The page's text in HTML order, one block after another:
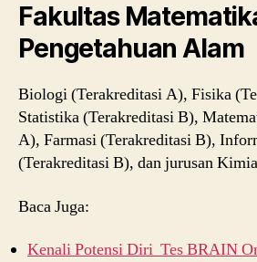
Fakultas
Pengetahuan Alam
Biologi (Terakreditasi A), Fisika
Statistika (Terakreditasi B),
A), Farmasi (Terakreditasi B),
(Terakreditasi B), dan jurusan
Baca Juga:
Kenali Potensi Diri Tes BRAIN